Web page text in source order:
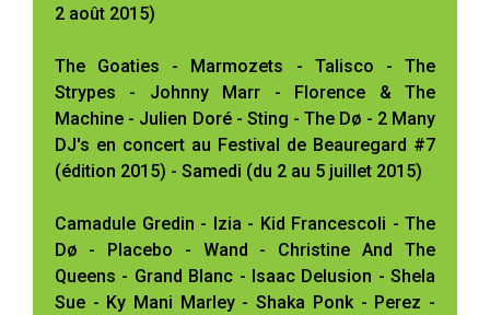
2 août 2015)
The Goaties - Marmozets - Talisco - The
Strypes - Johnny Marr - Florence & The
Machine - Julien Doré - Sting - The Dø - 2 Many
DJ's en concert au Festival de Beauregard #7
(édition 2015) - Samedi (du 2 au 5 juillet 2015)
Camadule Gredin - Izia - Kid Francescoli - The
Dø - Placebo - Wand - Christine And The
Queens - Grand Blanc - Isaac Delusion - Shela
Sue - Ky Mani Marley - Shaka Ponk - Perez -